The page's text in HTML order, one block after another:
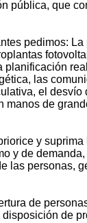
pública, que
pedimos:
las
el
de
y
de
de
de